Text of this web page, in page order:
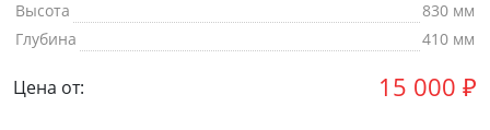
Высота
830 мм
Глубина
410 мм
Цена от: 15 000 ₽